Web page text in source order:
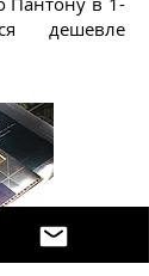
дешевле